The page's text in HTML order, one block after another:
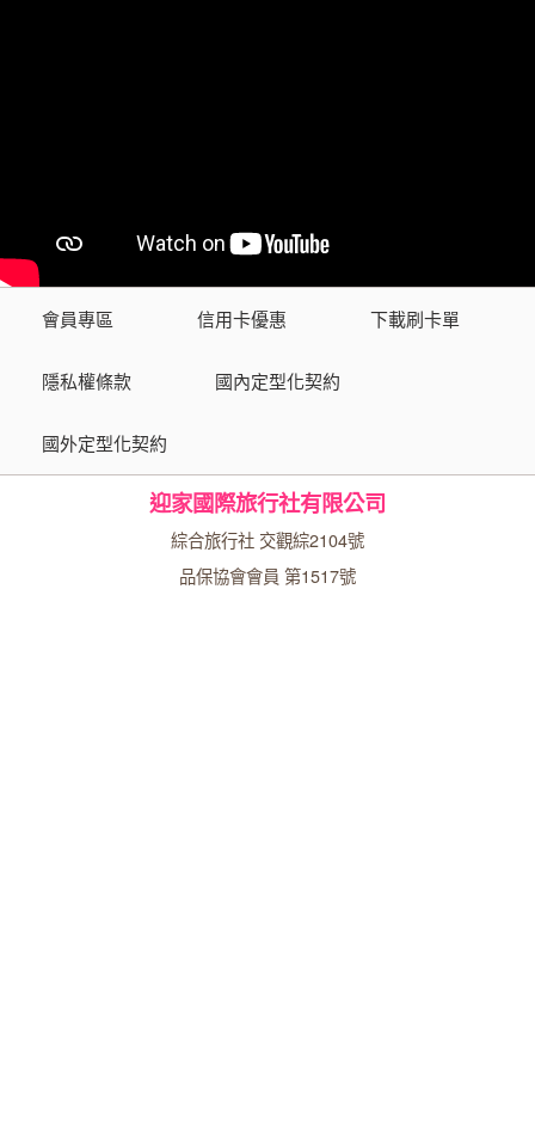
會員專區 信用卡優惠 下載刷卡單
隱私權條款 國內定型化契約
國外定型化契約
迎家國際旅行社有限公司
綜合旅行社 交觀綜2104號
品保協會會員 第1517號